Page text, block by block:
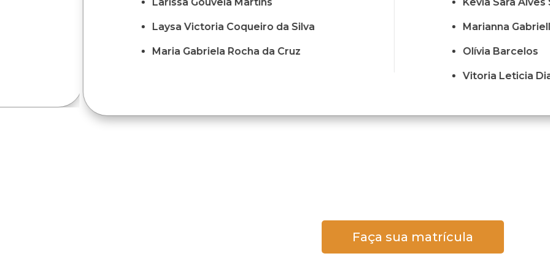
Larissa Gouveia Martins
Laysa Victoria Coqueiro da Silva
Maria Gabriela Rocha da Cruz
Kevia Sara Alves
Marianna
Olívia Barcelos
Vitoria Leticia
Faça sua matrícula